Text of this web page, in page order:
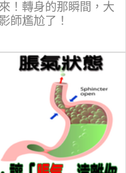
！轉身的那瞬間，大
師尷尬了！